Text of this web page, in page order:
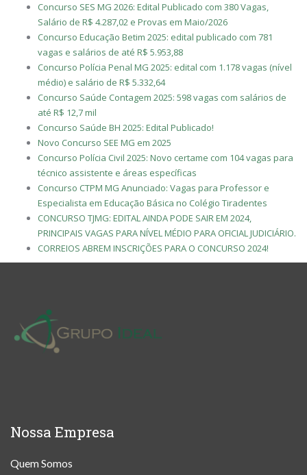
Concurso SES MG 2026: Edital Publicado com 380 Vagas,
Salário de R$ 4.287,02 e Provas em Maio/2026
Concurso Educação Betim 2025: edital publicado com 781
vagas e salários de até R$ 5.953,88
Concurso Polícia Penal MG 2025: edital com 1.178 vagas (nível
médio) e salário de R$ 5.332,64
Concurso Saúde Contagem 2025: 598 vagas com salários de
até R$ 12,7 mil
Concurso Saúde BH 2025: Edital Publicado!
Novo Concurso SEE MG em 2025
Concurso Polícia Civil 2025: Novo certame com 104 vagas para
técnico assistente e áreas específicas
Concurso CTPM MG Anunciado: Vagas para Professor e
Especialista em Educação Básica no Colégio Tiradentes
CONCURSO TJMG: EDITAL AINDA PODE SAIR EM 2024,
PRINCIPAIS VAGAS PARA NÍVEL MÉDIO PARA OFICIAL JUDICIÁRIO.
CORREIOS ABREM INSCRIÇÕES PARA O CONCURSO 2024!
Nossa Empresa
Quem Somos